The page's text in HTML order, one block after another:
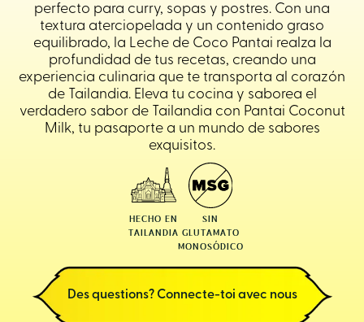
perfecto para curry, sopas y postres. Con una
textura aterciopelada y un contenido graso
equilibrado, la Leche de Coco Pantai realza la
profundidad de tus recetas, creando una
experiencia culinaria que te transporta al corazón
de Tailandia. Eleva tu cocina y saborea el
verdadero sabor de Tailandia con Pantai Coconut
Milk, tu pasaporte a un mundo de sabores
exquisitos.
HECHO EN
TAILANDIA
SIN
GLUTAMATO
MONOSÓDICO
Des questions? Connecte-toi avec nous